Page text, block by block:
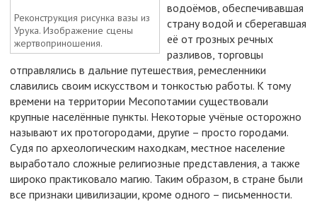
Реконструкция рисунка вазы из
Урука. Изображение сцены
жертвоприношения.
водоёмов, обеспечивавшая
страну водой и сберегавшая
её от грозных речных
разливов, торговцы
отправлялись в дальние путешествия, ремесленники
славились своим искусством и тонкостью работы. К тому
времени на территории Месопотамии существовали
крупные населённые пункты. Некоторые учёные осторожно
называют их протогородами, другие – просто городами.
Судя по археологическим находкам, местное население
выработало сложные религиозные представления, а также
широко практиковало магию. Таким образом, в стране были
все признаки цивилизации, кроме одного – письменности.